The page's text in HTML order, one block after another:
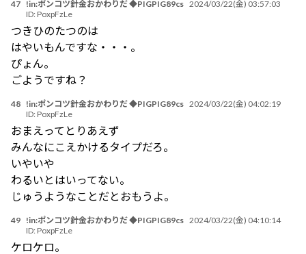
47 !in:ポンコツ針金おかわりだ ◆PIGPIG89cs 2024/03/22(金) 03:57:03
ID: PoxpFzLe
つきひのたつのは
はやいもんですな・・・。
ぴょん。
ごようですね？
48 !in:ポンコツ針金おかわりだ ◆PIGPIG89cs 2024/03/22(金) 04:02:19
ID: PoxpFzLe
おまえってとりあえず
みんなにこえかけるタイプだろ。
いやいや
わるいとはいってない。
じゅうようなことだとおもうよ。
49 !in:ポンコツ針金おかわりだ ◆PIGPIG89cs 2024/03/22(金) 04:10:14
ID: PoxpFzLe
ケロケロ。